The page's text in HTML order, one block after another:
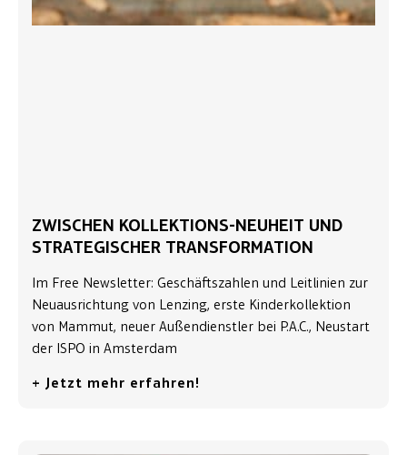
ZWISCHEN KOLLEKTIONS-NEUHEIT UND
STRATEGISCHER TRANSFORMATION
Im Free Newsletter: Geschäftszahlen und Leitlinien zur
Neuausrichtung von Lenzing, erste Kinderkollektion
von Mammut, neuer Außendienstler bei P.A.C., Neustart
der ISPO in Amsterdam
+ Jetzt mehr erfahren!